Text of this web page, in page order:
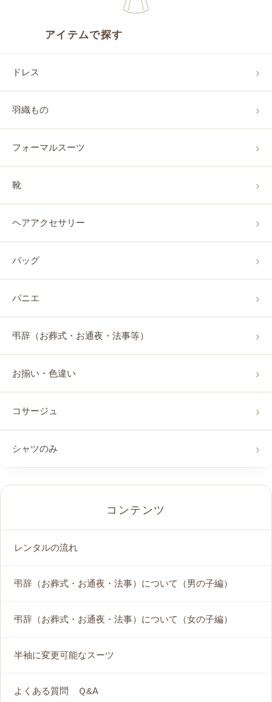
アイテムで探す
ドレス
羽織もの
フォーマルスーツ
靴
ヘアアクセサリー
バッグ
パニエ
弔辞（お葬式・お通夜・法事等）
お揃い・色違い
コサージュ
シャツのみ
コンテンツ
レンタルの流れ
弔辞（お葬式・お通夜・法事）について（男の子編）
弔辞（お葬式・お通夜・法事）について（女の子編）
半袖に変更可能なスーツ
よくある質問 Ｑ&A